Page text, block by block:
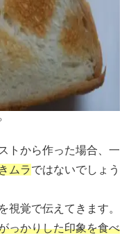
トから作った場合、一
ムラではないでしょう
視覚で伝えてきます。
っかりした印象を食べ